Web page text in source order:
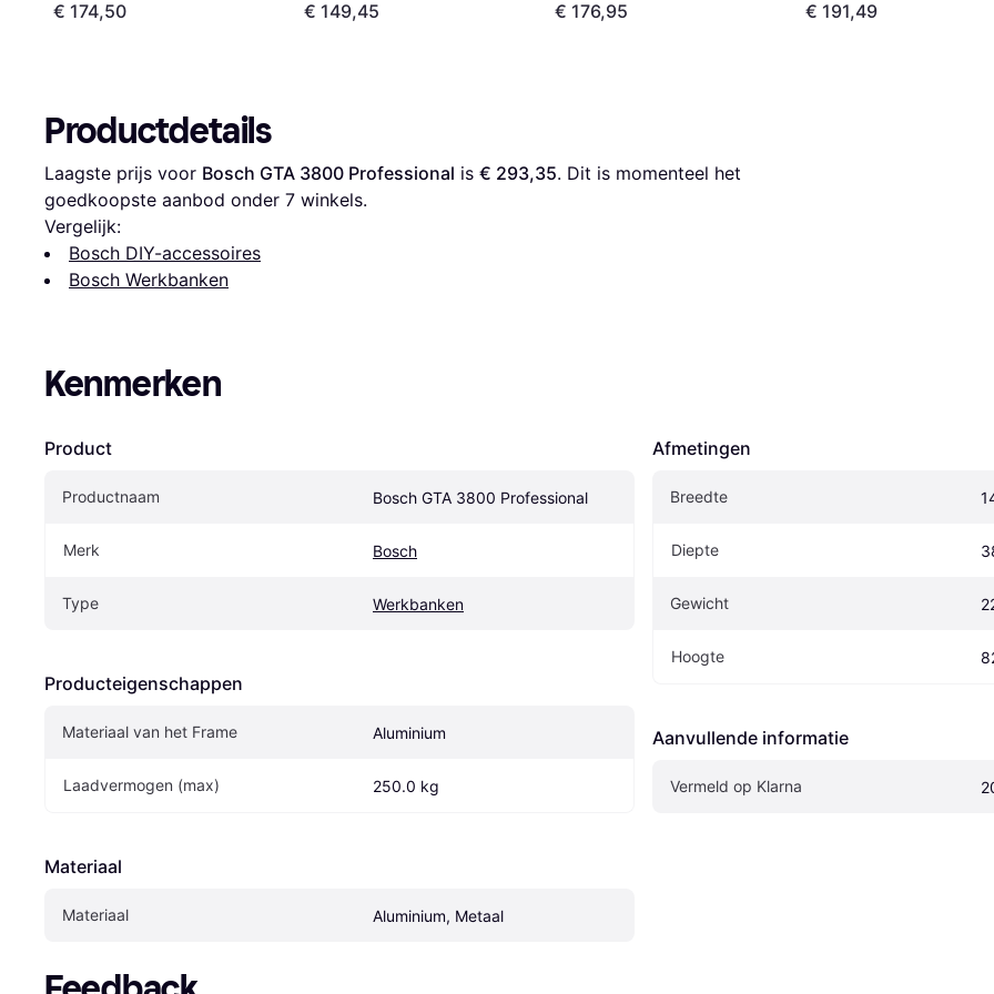
€ 174,50 € 149,45
€ 176,95
€ 191,49
Productdetails
Laagste prijs voor Bosch GTA 3800 Professional is € 293,35. Dit is momenteel het
goedkoopste aanbod onder 7 winkels.
Vergelijk:
Bosch DIY-accessoires
Bosch Werkbanken
Kenmerken
Product
Productnaam Bosch GTA 3800 Professional
Merk Bosch
Type Werkbanken
Producteigenschappen
Materiaal van het Frame Aluminium
Laadvermogen (max) 250.0 kg
Materiaal
Materiaal Aluminium, Metaal
Afmetingen
Breedte
Diepte
Gewicht
Hoogte
Aanvullende informatie
Vermeld op Klarna